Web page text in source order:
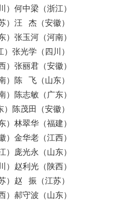
何中梁（浙江）
）汪 杰（安徽）
张玉河（河南）
张光学（四川）
张丽君（安徽）
）陈 飞（山东）
陈志敏（广东）
陈茂田（安徽）
林翠华（福建）
金华老（江西）
庞光永（山东）
赵利光（陕西）
）赵 振（江苏）
郝守波（山东）